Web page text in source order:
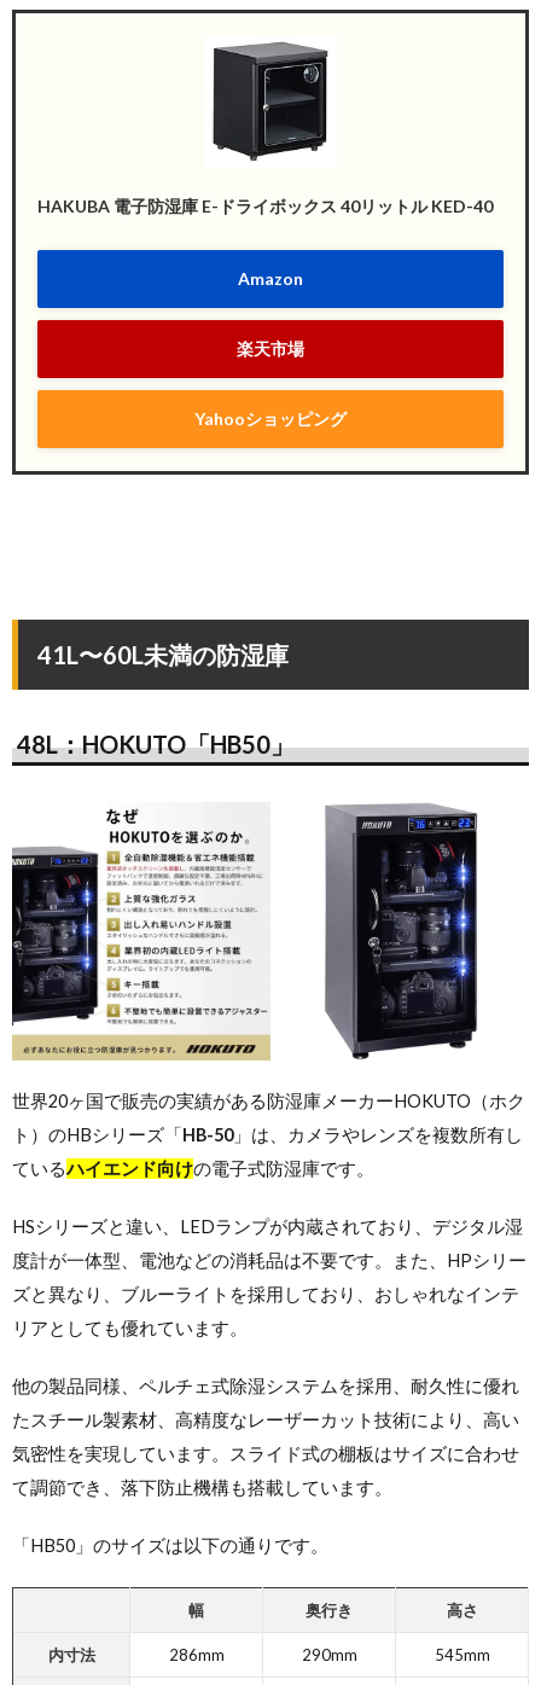
HAKUBA 電子防湿庫 E-ドライボックス 40リットル KED-40
Amazon
楽天市場
Yahooショッピング
41L〜60L未満の防湿庫
48L：HOKUTO「HB50」
世界20ヶ国で販売の実績がある防湿庫メーカーHOKUTO（ホク
ト）のHBシリーズ「HB-50」は、カメラやレンズを複数所有し
ているハイエンド向けの電子式防湿庫です。
HSシリーズと違い、LEDランプが内蔵されており、デジタル湿
度計が一体型、電池などの消耗品は不要です。また、HPシリー
ズと異なり、ブルーライトを採用しており、おしゃれなインテ
リアとしても優れています。
他の製品同様、ペルチェ式除湿システムを採用、耐久性に優れ
たスチール製素材、高精度なレーザーカット技術により、高い
気密性を実現しています。スライド式の棚板はサイズに合わせ
て調節でき、落下防止機構も搭載しています。
「HB50」のサイズは以下の通りです。
幅 奥行き 高さ
内寸法 286mm 290mm 545mm